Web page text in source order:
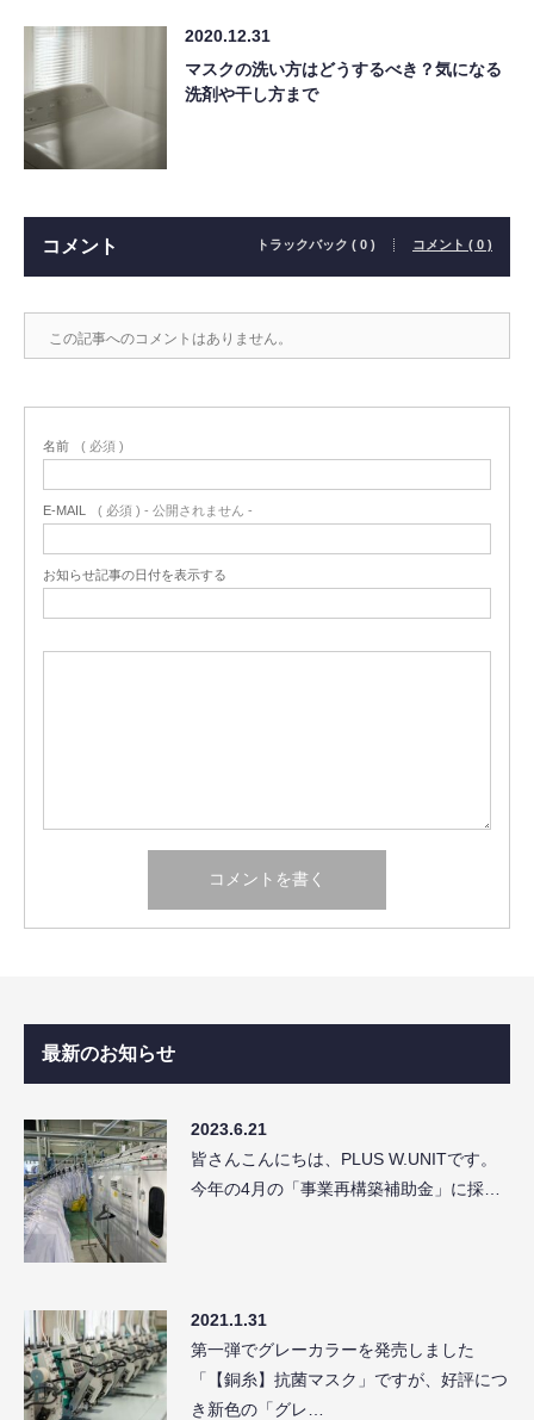
2020.12.31
マスクの洗い方はどうするべき？気になる
洗剤や干し方まで
コメント トラックバック ( 0 ) コメント ( 0 )
この記事へのコメントはありません。
名前 ( 必須 )
E-MAIL ( 必須 ) - 公開されません -
お知らせ記事の日付を表示する
最新のお知らせ
2023.6.21
皆さんこんにちは、PLUS W.UNITです。
今年の4月の「事業再構築補助金」に採…
2021.1.31
第一弾でグレーカラーを発売しました
「【銅糸】抗菌マスク」ですが、好評につ
き新色の「グレ…